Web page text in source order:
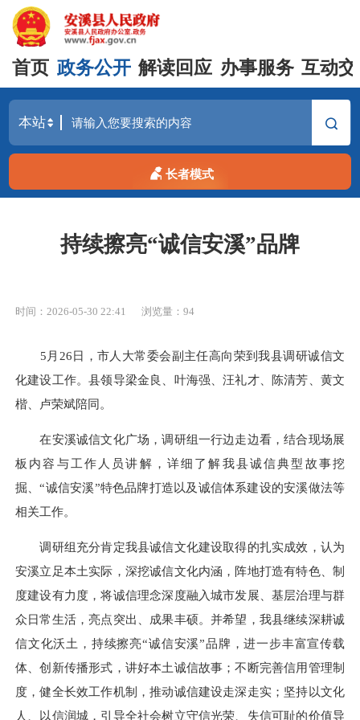
首页 政务公开 解读回应 办事服务 互动
长者模式
持续擦亮“诚信安溪”品牌
时间：2026-05-30 22:41 浏览量： 94
5月26日，市人大常委会副主任高向荣到我县调研诚信文
化建设工作。县领导梁金良、叶海强、汪礼才、陈清芳、黄文
楷、卢荣斌陪同。
在安溪诚信文化广场，调研组一行边走边看，结合现场展
板内容与工作人员讲解，详细了解我县诚信典型故事挖
掘、“诚信安溪”特色品牌打造以及诚信体系建设的安溪做法等
相关工作。
调研组充分肯定我县诚信文化建设取得的扎实成效，认为
安溪立足本土实际，深挖诚信文化内涵，阵地打造有特色、制
度建设有力度，将诚信理念深度融入城市发展、基层治理与群
众日常生活，亮点突出、成果丰硕。并希望，我县继续深耕诚
信文化沃土，持续擦亮“诚信安溪”品牌，进一步丰富宣传载
体、创新传播形式，讲好本土诚信故事；不断完善信用管理制
度，健全长效工作机制，推动诚信建设走深走实；坚持以文化
人、以信润城，引导全社会树立守信光荣、失信可耻的价值导